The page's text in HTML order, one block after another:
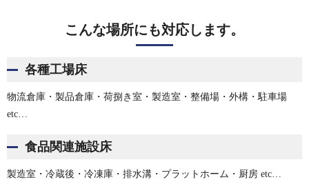
こんな場所にも対応します。
各種工場床
物流倉庫・製品倉庫・荷捌き室・製造室・整備場・外構・駐車場
etc…
食品関連施設床
製造室・冷蔵後・冷凍庫・排水溝・プラットホーム・厨房 etc…